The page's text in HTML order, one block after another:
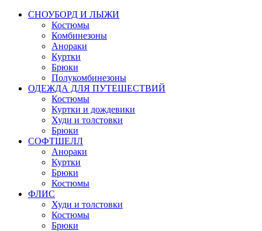
СНОУБОРД И ЛЫЖИ
Костюмы
Комбинезоны
Анораки
Куртки
Брюки
Полукомбинезоны
ОДЕЖДА ДЛЯ ПУТЕШЕСТВИЙ
Костюмы
Куртки и дождевики
Худи и толстовки
Брюки
СОФТШЕЛЛ
Анораки
Куртки
Брюки
Костюмы
ФЛИС
Худи и толстовки
Костюмы
Брюки